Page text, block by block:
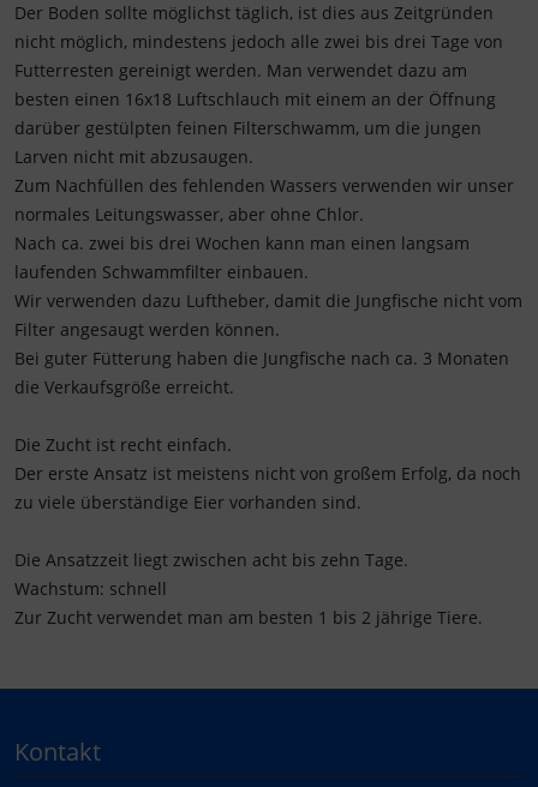
Der Boden sollte möglichst täglich, ist dies aus Zeitgründen
nicht möglich, mindestens jedoch alle zwei bis drei Tage von
Futterresten gereinigt werden. Man verwendet dazu am
besten einen 16x18 Luftschlauch mit einem an der Öffnung
darüber gestülpten feinen Filterschwamm, um die jungen
Larven nicht mit abzusaugen.
Zum Nachfüllen des fehlenden Wassers verwenden wir unser
normales Leitungswasser, aber ohne Chlor.
Nach ca. zwei bis drei Wochen kann man einen langsam
laufenden Schwammfilter einbauen.
Wir verwenden dazu Luftheber, damit die Jungfische nicht vom
Filter angesaugt werden können.
Bei guter Fütterung haben die Jungfische nach ca. 3 Monaten
die Verkaufsgröße erreicht.
Die Zucht ist recht einfach.
Der erste Ansatz ist meistens nicht von großem Erfolg, da noch
zu viele überständige Eier vorhanden sind.
Die Ansatzzeit liegt zwischen acht bis zehn Tage.
Wachstum: schnell
Zur Zucht verwendet man am besten 1 bis 2 jährige Tiere.
Kontakt